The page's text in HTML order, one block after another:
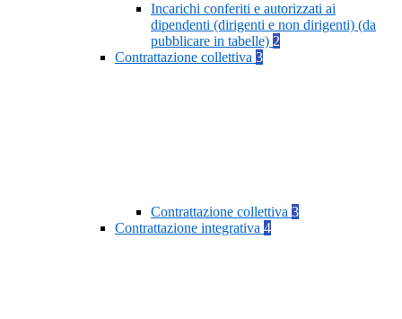
Incarichi conferiti e autorizzati ai
dipendenti (dirigenti e non dirigenti) (da
pubblicare in tabelle) 2
Contrattazione collettiva 3
Contrattazione collettiva 3
Contrattazione integrativa 4